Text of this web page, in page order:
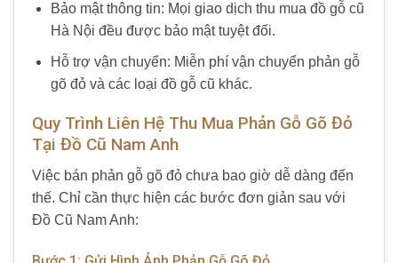
Bảo mật thông tin: Mọi giao dịch thu mua đồ gỗ cũ
Hà Nội đều được bảo mật tuyệt đối.
Hỗ trợ vận chuyển: Miễn phí vận chuyển phản gỗ
gõ đỏ và các loại đồ gỗ cũ khác.
Quy Trình Liên Hệ Thu Mua Phản Gỗ Gõ Đỏ
Tại Đồ Cũ Nam Anh
Việc bán phản gỗ gõ đỏ chưa bao giờ dễ dàng đến
thế. Chỉ cần thực hiện các bước đơn giản sau với
Đồ Cũ Nam Anh: